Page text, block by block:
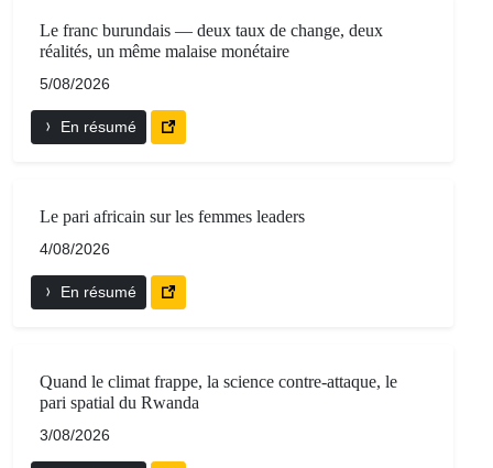
Le franc burundais — deux taux de change, deux
réalités, un même malaise monétaire
5/08/2026
En résumé
Le pari africain sur les femmes leaders
4/08/2026
En résumé
Quand le climat frappe, la science contre-attaque, le
pari spatial du Rwanda
3/08/2026